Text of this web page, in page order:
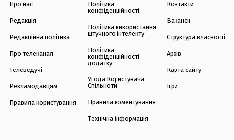
Про нас
Редакція
Редакційна політика
Про телеканал
Телеведучі
Рекламодавцям
Правила користування
Політика
конфіденційності
Політика використання
штучного інтелекту
Політика
конфіденційності
додатку
Угода Користувача
Спільноти
Правила коментування
Технічна інформація
Контакти
Вакансії
Структура власності
Архів
Карта сайту
Ігри